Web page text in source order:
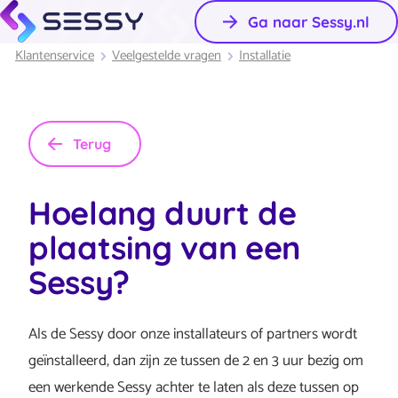
Ga naar Sessy.nl
Klantenservice Veelgestelde vragen Installatie
Terug
Hoelang duurt de
plaatsing van een
Sessy?
Als de Sessy door onze installateurs of partners wordt
geïnstalleerd, dan zijn ze tussen de 2 en 3 uur bezig om
een werkende Sessy achter te laten als deze tussen op